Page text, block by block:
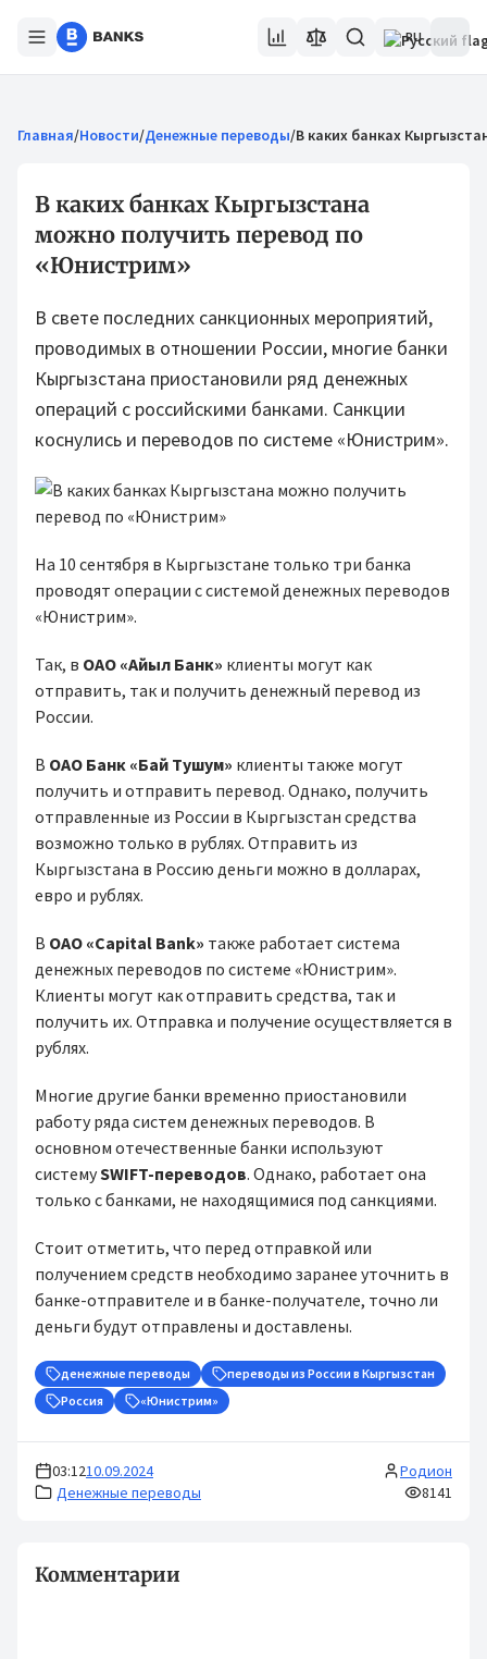
RU
Главная/Новости/Денежные переводы/В каких банках
В каких банках Кыргызстана
можно получить перевод по
«Юнистрим»
В свете последних санкционных мероприятий,
проводимых в отношении России, многие банки
Кыргызстана приостановили ряд денежных
операций с российскими банками. Санкции
коснулись и переводов по системе «Юнистрим».
На 10 сентября в Кыргызстане только три банка
проводят операции с системой денежных переводов
«Юнистрим».
Так, в ОАО «Айыл Банк» клиенты могут как
отправить, так и получить денежный перевод из
России.
В ОАО Банк «Бай Тушум» клиенты также могут
получить и отправить перевод. Однако, получить
отправленные из России в Кыргызстан средства
возможно только в рублях. Отправить из
Кыргызстана в Россию деньги можно в долларах,
евро и рублях.
В ОАО «Capital Bank» также работает система
денежных переводов по системе «Юнистрим».
Клиенты могут как отправить средства, так и
получить их. Отправка и получение осуществляется в
рублях.
Многие другие банки временно приостановили
работу ряда систем денежных переводов. В
основном отечественные банки используют
системуSWIFT-переводов. Однако, работает она
только с банками, не находящимися под санкциями.
Стоит отметить, что перед отправкой или
получением средств необходимо заранее уточнить в
банке-отправителе и в банке-получателе, точно ли
деньги будут отправлены и доставлены.
денежные переводы
переводы из России в Кыргызстан
Россия
«Юнистрим»
03:1210.09.2024
Денежные переводы
Родион
8141
Комментарии